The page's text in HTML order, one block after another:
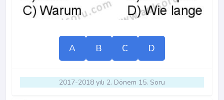
A B C D
2017-2018 yılı 2. Dönem 15. Soru